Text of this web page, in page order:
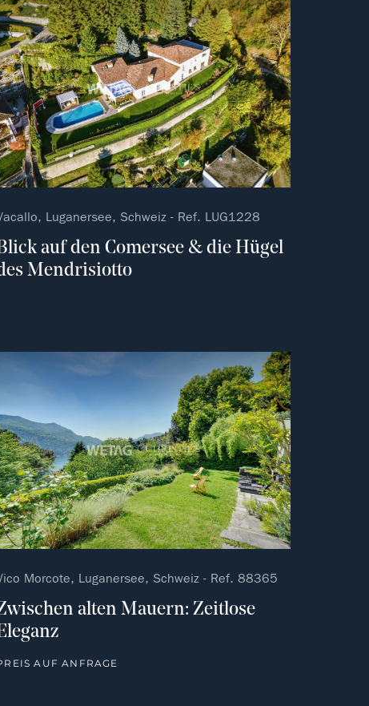
kein Favorit
Luganersee, Schweiz - Ref. LUG1228
auf den Comersee & die Hügel
Mendrisiotto
kein Favorit
Morcote, Luganersee, Schweiz - Ref. 88365
alten Mauern: Zeitlose
AUF ANFRAGE